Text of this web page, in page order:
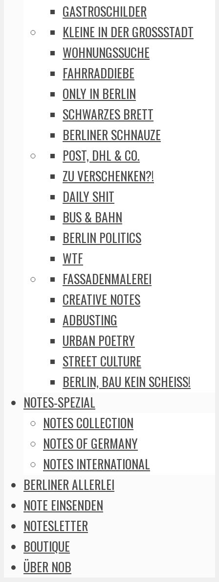
GASTROSCHILDER
KLEINE IN DER GROSSSTADT
WOHNUNGSSUCHE
FAHRRADDIEBE
ONLY IN BERLIN
SCHWARZES BRETT
BERLINER SCHNAUZE
POST, DHL & CO.
ZU VERSCHENKEN?!
DAILY SHIT
BUS & BAHN
BERLIN POLITICS
WTF
FASSADENMALEREI
CREATIVE NOTES
ADBUSTING
URBAN POETRY
STREET CULTURE
BERLIN, BAU KEIN SCHEISS!
NOTES-SPEZIAL
NOTES COLLECTION
NOTES OF GERMANY
NOTES INTERNATIONAL
BERLINER ALLERLEI
NOTE EINSENDEN
NOTESLETTER
BOUTIQUE
ÜBER NOB